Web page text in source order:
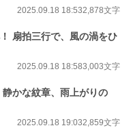
2025.09.18 18:532,878文字
扇拍三行で、風の渦をひ
2025.09.18 18:583,003文字
かな紋章、雨上がりの
2025.09.18 19:032,859文字